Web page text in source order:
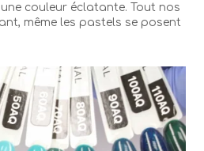
couleur éclatante. Tout nos
même les pastels se posent